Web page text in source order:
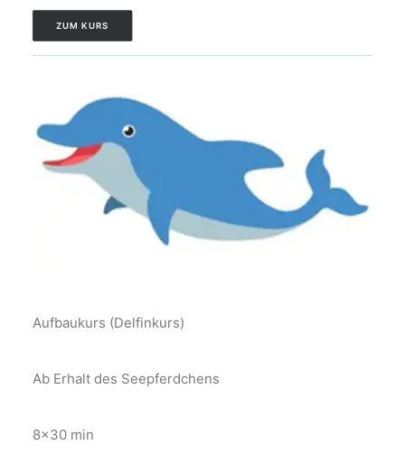
ZUM KURS
Aufbaukurs (Delfinkurs)
Ab Erhalt des Seepferdchens
8×30 min